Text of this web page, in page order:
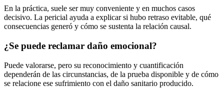
En la práctica, suele ser muy conveniente y en muchos casos
decisivo. La pericial ayuda a explicar si hubo retraso evitable, qué
consecuencias generó y cómo se sustenta la relación causal.
¿Se puede reclamar daño emocional?
Puede valorarse, pero su reconocimiento y cuantificación
dependerán de las circunstancias, de la prueba disponible y de cómo
se relacione ese sufrimiento con el daño sanitario producido.